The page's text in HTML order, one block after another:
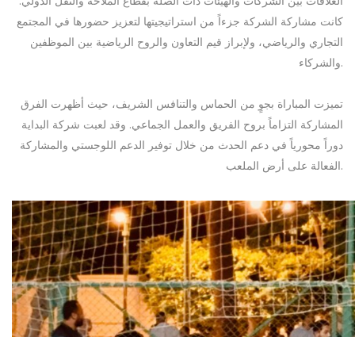
كانت مشاركة الشركة جزءاً من استراتيجيتها لتعزيز حضورها في المجتمع
التجاري والرياضي، ولإبراز قيم التعاون والروح الرياضية بين الموظفين
والشركاء.
تميزت المباراة بجوٍ من الحماس والتنافس الشريف، حيث أظهرت الفرق
المشاركة التزاماً بروح الفريق والعمل الجماعي. وقد لعبت شركة البداية
دوراً محورياً في دعم الحدث من خلال توفير الدعم اللوجستي والمشاركة
الفعالة على أرض الملعب.